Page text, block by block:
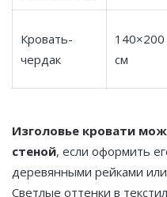
Кровать-
чердак
140×200
см
Изголовье кровати
стеной, если оформить
деревянными рейками
Светлые оттенки в